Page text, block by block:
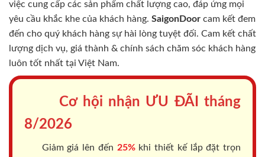
việc cung cấp các sản phẩm chất lượng cao, đáp ứng mọi
yêu cầu khắc khe của khách hàng. SaigonDoor cam kết đem
đến cho quý khách hàng sự hài lòng tuyệt đối. Cam kết chất
lượng dịch vụ, giá thành & chính sách chăm sóc khách hàng
luôn tốt nhất tại Việt Nam.
Cơ hội nhận ƯU ĐÃI tháng
8/2026
Giảm giá lên đến 25%khi thiết kế lắp đặt trọn